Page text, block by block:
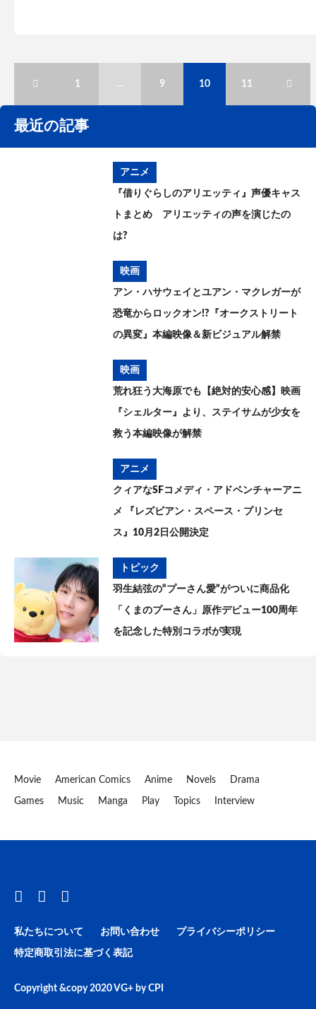
1 … 9 10 11
最近の記事
アニメ
『借りぐらしのアリエッティ』声優キャス
トまとめ アリエッティの声を演じたの
は?
映画
アン・ハサウェイとユアン・マクレガーが
恐竜からロックオン!?『オークストリート
の異変』本編映像＆新ビジュアル解禁
映画
荒れ狂う大海原でも【絶対的安心感】映画
『シェルター』より、ステイサムが少女を
救う本編映像が解禁
アニメ
クィアなSFコメディ・アドベンチャーアニ
メ 『レズビアン・スペース・プリンセ
ス』10月2日公開決定
トピック
羽生結弦の“プーさん愛”がついに商品化
「くまのプーさん」原作デビュー100周年
を記念した特別コラボが実現
Movie American Comics Anime Novels Drama
Games Music Manga Play Topics Interview
私たちについて お問い合わせ プライバシーポリシー
特定商取引法に基づく表記
Copyright &copy 2020VG+ byCPI